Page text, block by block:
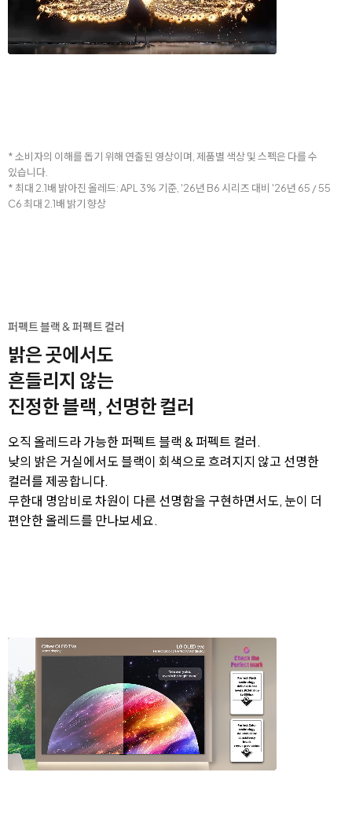
* 소비자의 이해를 돕기 위해 연출된 영상이며, 제품별 색상 및 스펙은 다를 수
있습니다.
* 최대 2.1배 밝아진 올레드: APL 3% 기준, '26년 B6 시리즈 대비 '26년 65 / 55
C6 최대 2.1배 밝기 향상
퍼펙트 블랙 & 퍼펙트 컬러
밝은 곳에서도
흔들리지 않는
진정한 블랙, 선명한 컬러
오직 올레드라 가능한 퍼펙트 블랙 & 퍼펙트 컬러.
낮의 밝은 거실에서도 블랙이 회색으로 흐려지지 않고 선명한
컬러를 제공합니다.
무한대 명암비로 차원이 다른 선명함을 구현하면서도, 눈이 더
편안한 올레드를 만나보세요.